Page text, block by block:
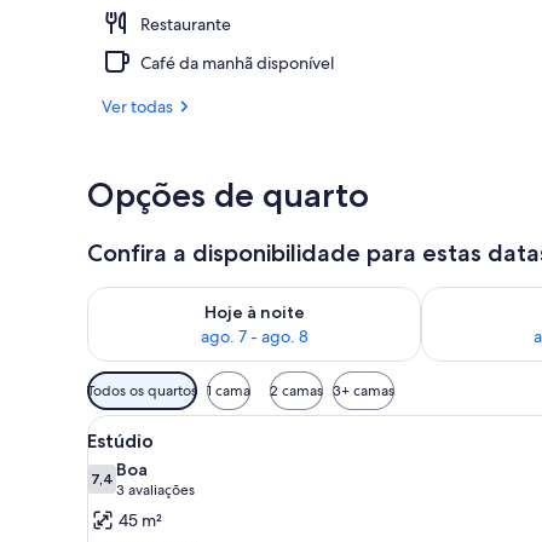
Restaurante
Café da manhã disponível
Ver todas
Opções de quarto
Confira a disponibilidade para estas
Hoje à noite
ago. 7 - ago. 8
Verifica a disponibilidade para esta noite, ago. 7 -
Verifica a
Filtros
disponíveis
para
os
quartos
Todos os quartos 1 cama 2 camas 3+ camas
Carrega
todas
as
fotos
Uma sala de estar ampla
5
Estúdio
7,47,4 de 10
Boa
3 avaliações
(3
avaliações)
45 m²